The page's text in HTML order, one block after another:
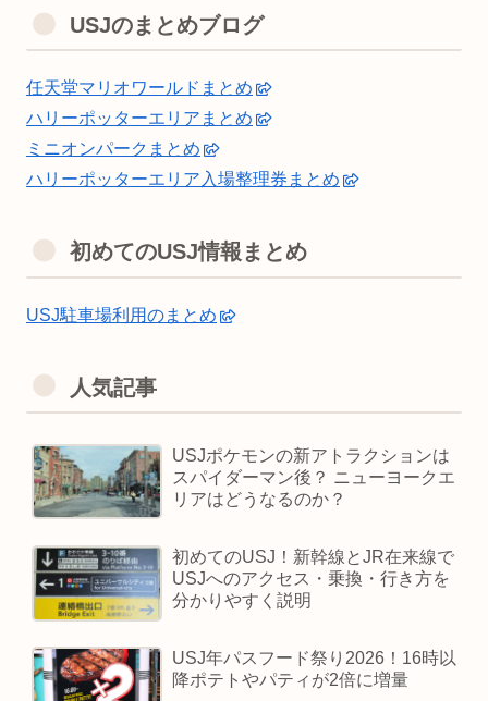
USJのまとめブログ
任天堂マリオワールドまとめ
ハリーポッターエリアまとめ
ミニオンパークまとめ
ハリーポッターエリア入場整理券まとめ
初めてのUSJ情報まとめ
USJ駐車場利用のまとめ
人気記事
USJポケモンの新アトラクションは
スパイダーマン後？ ニューヨークエ
リアはどうなるのか？
初めてのUSJ！新幹線とJR在来線で
USJへのアクセス・乗換・行き方を
分かりやすく説明
USJ年パスフード祭り2026！16時以
降ポテトやパティが2倍に増量